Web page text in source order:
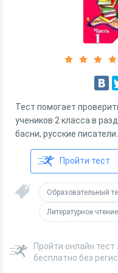
Тест помогает
учеников 2 класса в
басни, русские писатели.
Пройти тест
Образовательный
Литературное чтение
Пройти онлайн тест
бесплатно без